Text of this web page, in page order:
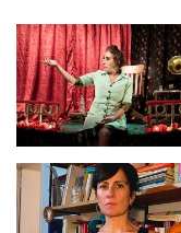
Imagen
Imagen